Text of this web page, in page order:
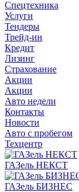
Спецтехника
Услуги
Тендеры
Трейд-ин
Кредит
Лизинг
Страхование
Акции
Акции
Авто недели
Контакты
Новости
Авто с пробегом
Техцентр
ГАЗель НЕКСТ
ГАЗель БИЗНЕС